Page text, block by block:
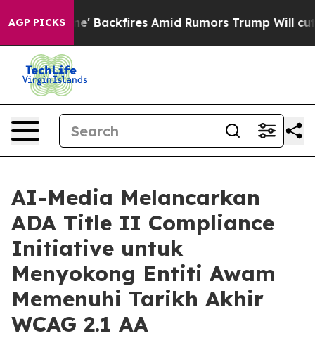
AGP PICKS
Pipeline' Backfires Amid Rumors Trump Will cut Pirro
AI-Media Melancarkan
ADA Title II Compliance
Initiative untuk
Menyokong Entiti Awam
Memenuhi Tarikh Akhir
WCAG 2.1 AA